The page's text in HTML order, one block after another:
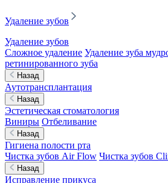
Удаление зубов
Удаление зубов
Сложное удаление Удаление зуба
ретинированного зуба
Назад
Аутотрансплантация
Назад
Эстетическая стоматология
Виниры Отбеливание
Назад
Гигиена полости рта
Чистка зубов Air Flow Чистка зубов
Назад
Исправление прикуса